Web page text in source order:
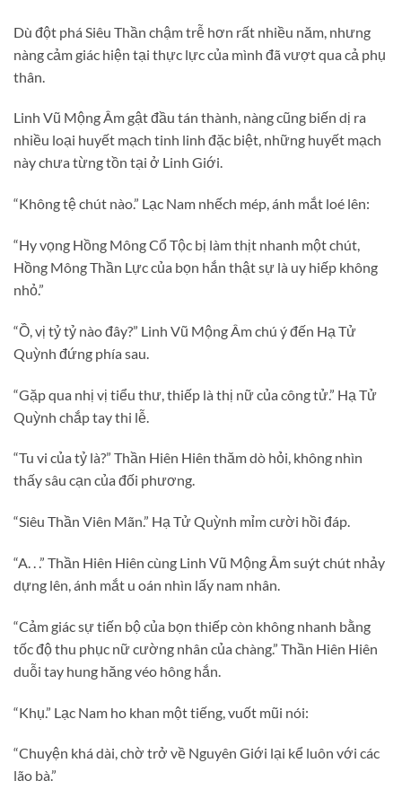
Dù đột phá Siêu Thần chậm trễ hơn rất nhiều năm, nhưng
nàng cảm giác hiện tại thực lực của mình đã vượt qua cả phụ
thân.
Linh Vũ Mộng Âm gật đầu tán thành, nàng cũng biến dị ra
nhiều loại huyết mạch tinh linh đặc biệt, những huyết mạch
này chưa từng tồn tại ở Linh Giới.
“Không tệ chút nào.” Lạc Nam nhếch mép, ánh mắt loé lên:
“Hy vọng Hồng Mông Cổ Tộc bị làm thịt nhanh một chút,
Hồng Mông Thần Lực của bọn hắn thật sự là uy hiếp không
nhỏ.”
“Ồ, vị tỷ tỷ nào đây?” Linh Vũ Mộng Âm chú ý đến Hạ Tử
Quỳnh đứng phía sau.
“Gặp qua nhị vị tiểu thư, thiếp là thị nữ của công tử.” Hạ Tử
Quỳnh chắp tay thi lễ.
“Tu vi của tỷ là?” Thần Hiên Hiên thăm dò hỏi, không nhìn
thấy sâu cạn của đối phương.
“Siêu Thần Viên Mãn.” Hạ Tử Quỳnh mỉm cười hồi đáp.
“A. . .” Thần Hiên Hiên cùng Linh Vũ Mộng Âm suýt chút nhảy
dựng lên, ánh mắt u oán nhìn lấy nam nhân.
“Cảm giác sự tiến bộ của bọn thiếp còn không nhanh bằng
tốc độ thu phục nữ cường nhân của chàng.” Thần Hiên Hiên
duỗi tay hung hăng véo hông hắn.
“Khụ.” Lạc Nam ho khan một tiếng, vuốt mũi nói:
“Chuyện khá dài, chờ trở về Nguyên Giới lại kể luôn với các
lão bà.”